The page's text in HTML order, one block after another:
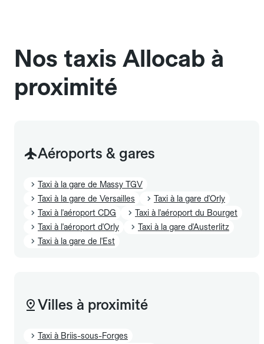
Nos taxis Allocab à
proximité
Aéroports & gares
Taxi à la gare de Massy TGV
Taxi à la gare de Versailles
Taxi à la gare d'Orly
Taxi à l'aéroport CDG
Taxi à l'aéroport du Bourget
Taxi à l'aéroport d'Orly
Taxi à la gare d'Austerlitz
Taxi à la gare de l'Est
Villes à proximité
Taxi à Briis-sous-Forges